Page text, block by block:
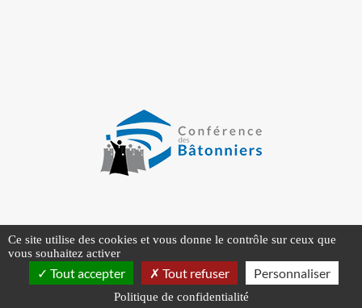
Ce site utilise des cookies et vous donne le contrôle sur ceux que
vous souhaitez activer
Tout accepter Tout refuser Personnaliser
Politique de confidentialité